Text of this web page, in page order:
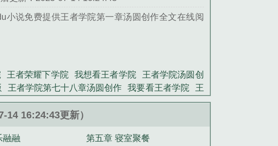
小说免费提供王者学院第一章汤圆创作全文在线阅
小说。
王者荣耀下学院 我想看王者学院
王者学院汤圆创
王者学院第七十八章汤圆创作 我要看王者学院
王
者学校漫画 王者学院电视剧 王者学院图片 王者学
王者学院同人文 王者荣耀之王者学校
之旅 青梅竹马，了解一下 我家的猫会修仙
14 16:24:43更新）
融融 第五章 寝室聚餐